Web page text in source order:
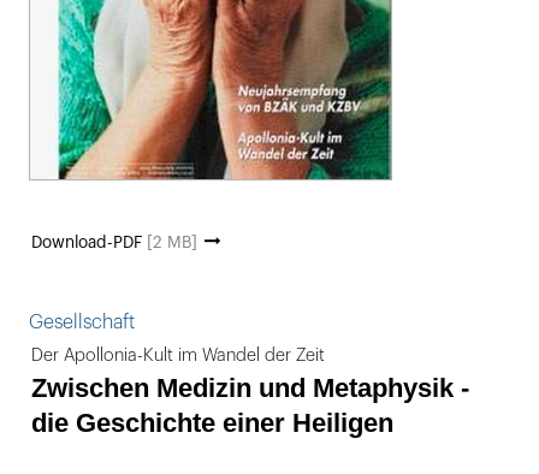
Download-PDF [2 MB]
Gesellschaft
Der Apollonia-Kult im Wandel der Zeit
Zwischen Medizin und Metaphysik -
die Geschichte einer Heiligen